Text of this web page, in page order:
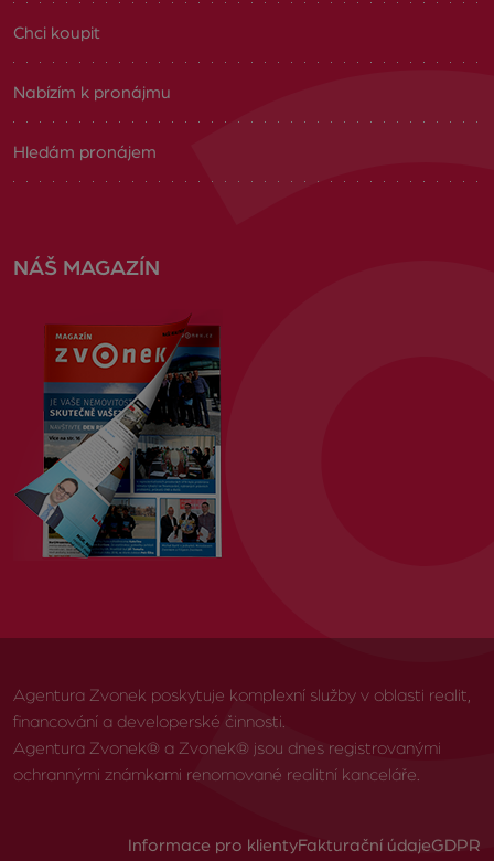
Chci koupit
Nabízím k pronájmu
Hledám pronájem
NÁŠ MAGAZÍN
Agentura Zvonek poskytuje komplexní služby v oblasti realit,
financování a developerské činnosti.
Agentura Zvonek® a Zvonek® jsou dnes registrovanými
ochrannými známkami renomované realitní kanceláře.
Informace pro klientyFakturační údajeGDPR